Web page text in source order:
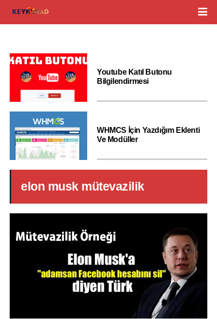
Youtube Katıl Butonu
Bilgilendirmesi
WHMCS İçin Yazdığım Eklenti
Ve Modüller
elon musk mütevazilik